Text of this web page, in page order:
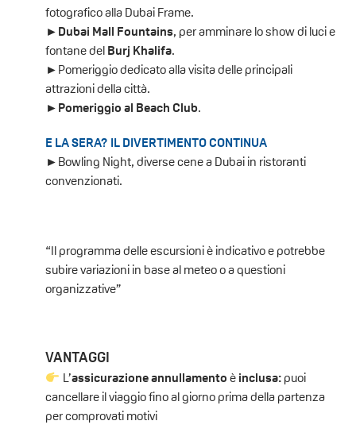
fotografico alla Dubai Frame.
►Dubai Mall Fountains, per amminare lo show di luci e
fontane delBurj Khalifa.
►Pomeriggio dedicato alla visita delle principali
attrazioni della città.
►Pomeriggio al Beach Club.
E LA SERA? IL DIVERTIMENTO CONTINUA
►Bowling Night, diverse cene a Dubai in ristoranti
convenzionati.
“Il programma delle escursioni è indicativo e potrebbe
subire variazioni in base al meteo o a questioni
organizzative”
VANTAGGI
L’assicurazione annullamentoèinclusa:puoi
cancellare il viaggio fino al giorno prima della partenza
per comprovati motivi